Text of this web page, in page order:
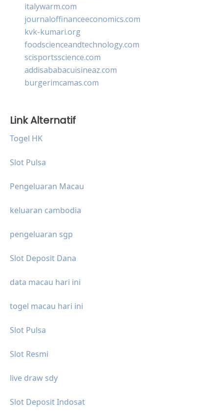
italywarm.com
journaloffinanceeconomics.com
kvk-kumari.org
foodscienceandtechnology.com
scisportsscience.com
addisababacuisineaz.com
burgerimcamas.com
Link Alternatif
Togel HK
Slot Pulsa
Pengeluaran Macau
keluaran cambodia
pengeluaran sgp
Slot Deposit Dana
data macau hari ini
togel macau hari ini
Slot Pulsa
Slot Resmi
live draw sdy
Slot Deposit Indosat